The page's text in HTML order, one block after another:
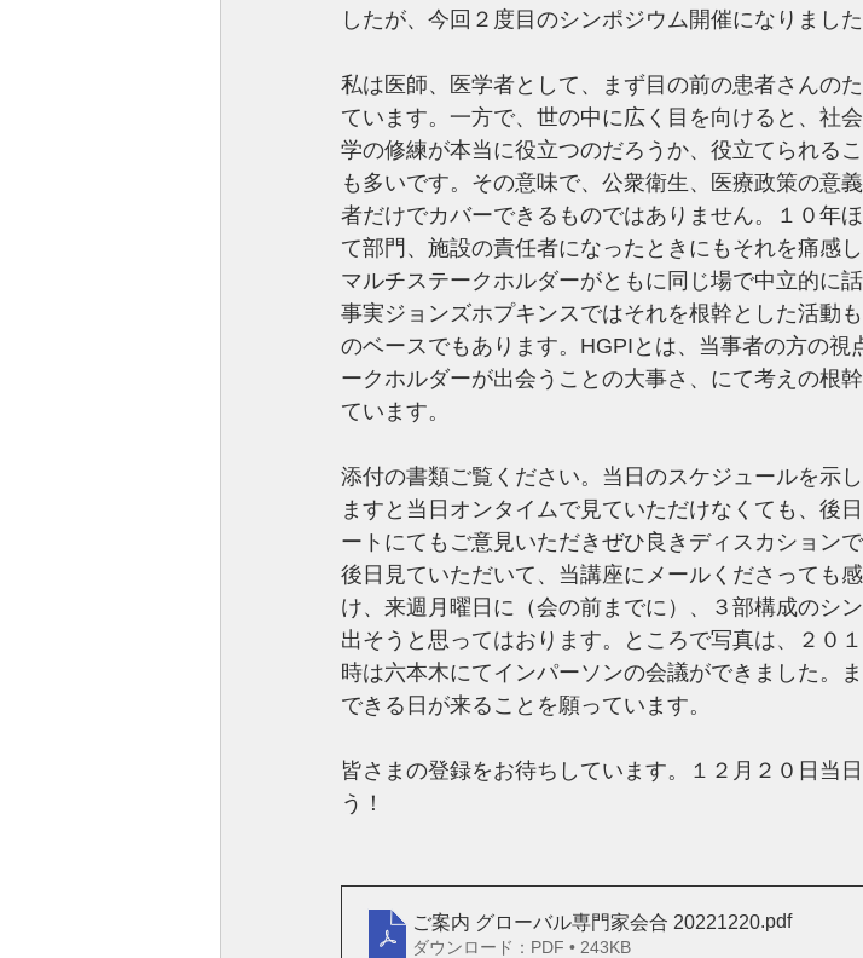
したが、今回２度目のシンポジウム開催になりました
私は医師、医学者として、まず目の前の患者さんの
ています。一方で、世の中に広く目を向けると、社
学の修練が本当に役立つのだろうか、役立てられる
も多いです。その意味で、公衆衛生、医療政策の意
者だけでカバーできるものではありません。１０年
て部門、施設の責任者になったときにもそれを痛感
マルチステークホルダーがともに同じ場で中立的に
事実ジョンズホプキンスではそれを根幹とした活動
のベースでもあります。HGPIとは、当事者の方の
ークホルダーが出会うことの大事さ、にて考えの根
ています。
添付の書類ご覧ください。当日のスケジュールを示
ますと当日オンタイムで見ていただけなくても、後
ートにてもご意見いただきぜひ良きディスカション
後日見ていただいて、当講座にメールくださっても
け、来週月曜日に（会の前までに）、３部構成のシ
出そうと思ってはおります。ところで写真は、２０
時は六本木にてインパーソンの会議ができました。
できる日が来ることを願っています。
皆さまの登録をお待ちしています。１２月２０日当
う！
ご案内 グローバル専門家会合 20221220.pdf
ダウンロード：PDF • 243KB